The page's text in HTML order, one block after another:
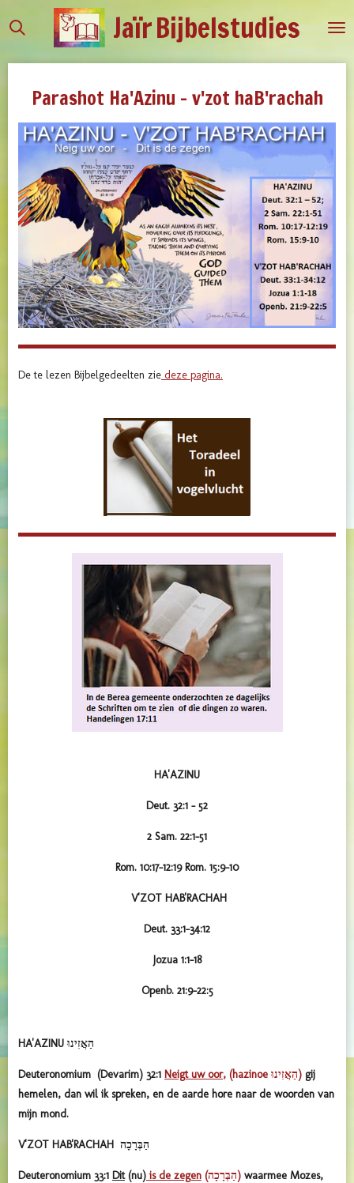
direct
hoofdinhoud
JaïrBijbelstudies
Parashot Ha'Azinu - v'zot haB'rachah
De te lezen Bijbelgedeelten zie deze pagina.
HA'AZINU
Deut. 32:1 – 52
2 Sam. 22:1-51
Rom. 10:17-12:19Rom. 15:9-10
V'ZOT HAB'RACHAH
Deut. 33:1-34:12
Jozua 1:1-18
Openb. 21:9-22:5
HA'AZINU הַאֲזִינוּ
Deuteronomium (Devarim) 32:1 Neigt uw oor , (hazinoe הַאֲזִינוּ) gij
hemelen, dan wil ik spreken, en de aarde hore naar de woorden van
mijn mond.
V'ZOT HAB'RACHAH הַבְּרָכָה
Deuteronomium 33:1 Dit(nu) is de zegen (הַבְּרָכָה) waarmee Mozes,